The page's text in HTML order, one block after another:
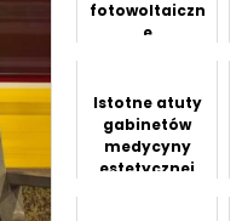
fotowoltaiczn
e
Istotne atuty
gabinetów
medycyny
estetycznej